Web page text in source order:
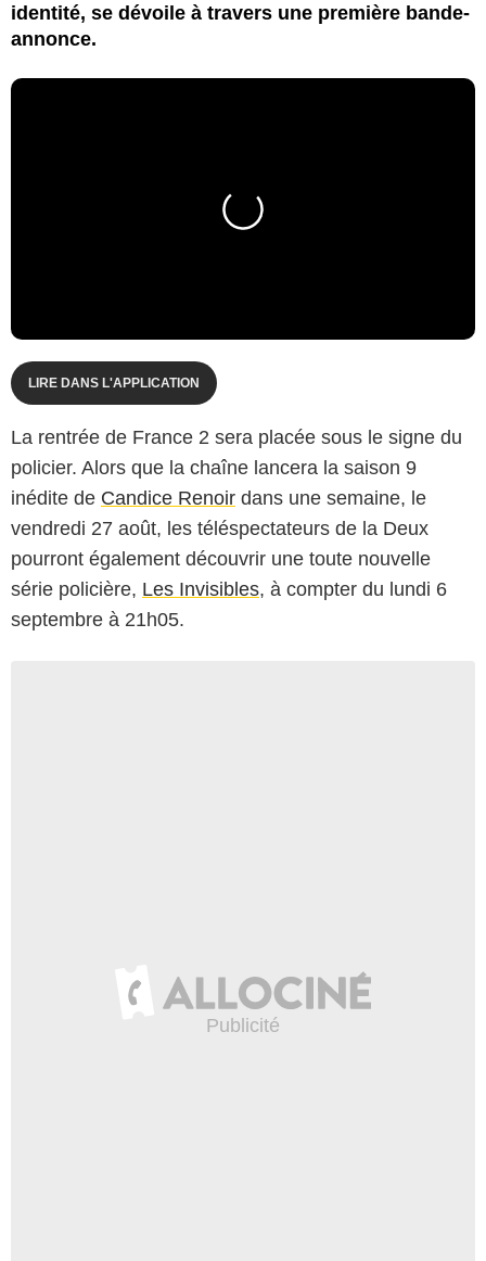
identité, se dévoile à travers une première bande-
annonce.
LIRE DANS L'APPLICATION
La rentrée de France 2 sera placée sous le signe du
policier. Alors que la chaîne lancera la saison 9
inédite de Candice Renoir dans une semaine, le
vendredi 27 août, les téléspectateurs de la Deux
pourront également découvrir une toute nouvelle
série policière, Les Invisibles, à compter du lundi 6
septembre à 21h05.